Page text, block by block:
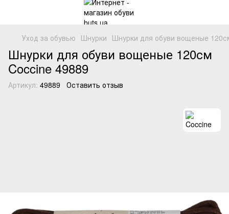
Уход за обувью Шнурки Шнурки для обуви вощеные
Шнурки для обуви вощеные 120см
Coccine 49889
Артикул: 49889 Оставить отзыв